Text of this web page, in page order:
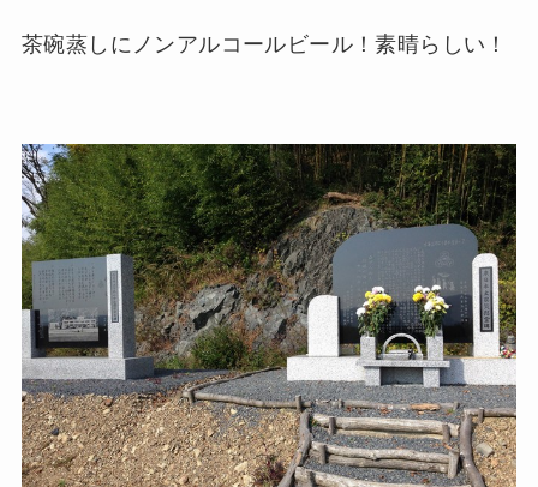
茶碗蒸しにノンアルコールビール！素晴らしい！